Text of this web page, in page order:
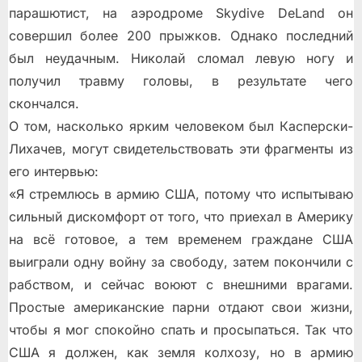
парашютист, на аэродроме Skydive DeLand он
совершил более 200 прыжков. Однако последний
был неудачным. Николай сломал левую ногу и
получил травму головы, в результате чего
скончался.
О том, насколько ярким человеком был Касперски-
Лихачев, могут свидетельствовать эти фрагменты из
его интервью:
«Я стремлюсь в армию США, потому что испытываю
сильный дискомфорт от того, что приехал в Америку
на всё готовое, а тем временем граждане США
выиграли одну войну за свободу, затем покончили с
рабством, и сейчас воюют с внешними врагами.
Простые американские парни отдают свои жизни,
чтобы я мог спокойно спать и просыпаться. Так что
США я должен, как земля колхозу, но в армию